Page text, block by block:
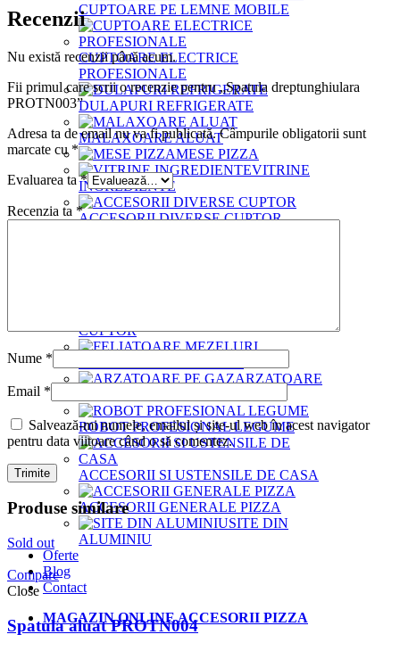
CUPTOARE PE LEMNE MOBILE
CUPTOARE ELECTRICE
PROFESIONALE
DULAPURI REFRIGERATE
MALAXOARE ALUAT
MESE PIZZA
VITRINE
INGREDIENTE
ACCESORII DIVERSE CUPTOR
CUPTOR
ARZATOARE
ROBOT PROFESIONAL LEGUME
ACCESORII SI USTENSILE DE CASA
ACCESORII GENERALE PIZZA
SITE DIN
ALUMINIU
Oferte
Blog
Contact
MAGAZIN ONLINE ACCESORII PIZZA
Recenzii
Nu există recenzii până acum.
Fii primul care scrii o recenzie pentru „Spatula dreptunghiulara
PROTN003”
Adresa ta de email nu va fi publicată. Câmpurile obligatorii sunt
marcate cu *
Evaluarea ta*
Recenzia ta *
Nume *
Email *
Salvează-mi numele, emailul și site-ul web în acest navigator
pentru data viitoare când o să comentez.
Produse similare
Sold out
Compare
Close
Spatula aluat PROTN004